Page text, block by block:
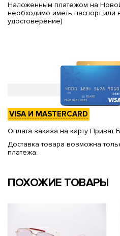
Наложенным платежом на
необходимо иметь паспорт или
удостоверение)
VISA И MASTERCARD
Оплата заказа на карту Приват
Доставка товара возможна
платежа.
ПОХОЖИЕ ТОВАРЫ